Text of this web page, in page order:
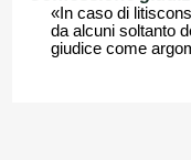
«In caso di
da alcuni soltanto
giudice come